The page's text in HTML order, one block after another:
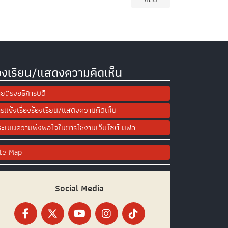
เรียน/แสดงความคิดเห็น
ตรงอธิการบดี
แจ้งเรื่องร้องเรียน/แสดงความคิดเห็น
เมินความพึงพอใจในการใช้งานเว็บไซต์ มฟล.
Map
Social Media